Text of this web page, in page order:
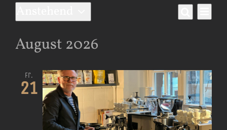
Veranstaltungen
und
Suche
Liste
Datum
wählen.
August 2026
Fr.
21